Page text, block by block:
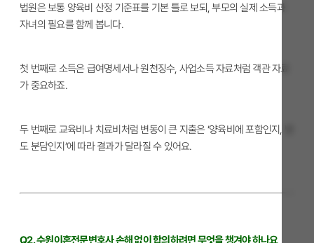
법원은 보통 양육비 산정 기준표를 기본 틀로 보되, 부모의 실제 소득과
자녀의 필요를 함께 봅니다.
첫 번째로 소득은 급여명세서나 원천징수, 사업소득 자료처럼 객관 자료
가 중요하죠.
두 번째로 교육비나 치료비처럼 변동이 큰 지출은 ‘양육비에 포함인지, 별
도 분담인지’에 따라 결과가 달라질 수 있어요.
Q2. 수원이혼전문변호사 손해 없이 합의하려면 무엇을 챙겨야 하나요